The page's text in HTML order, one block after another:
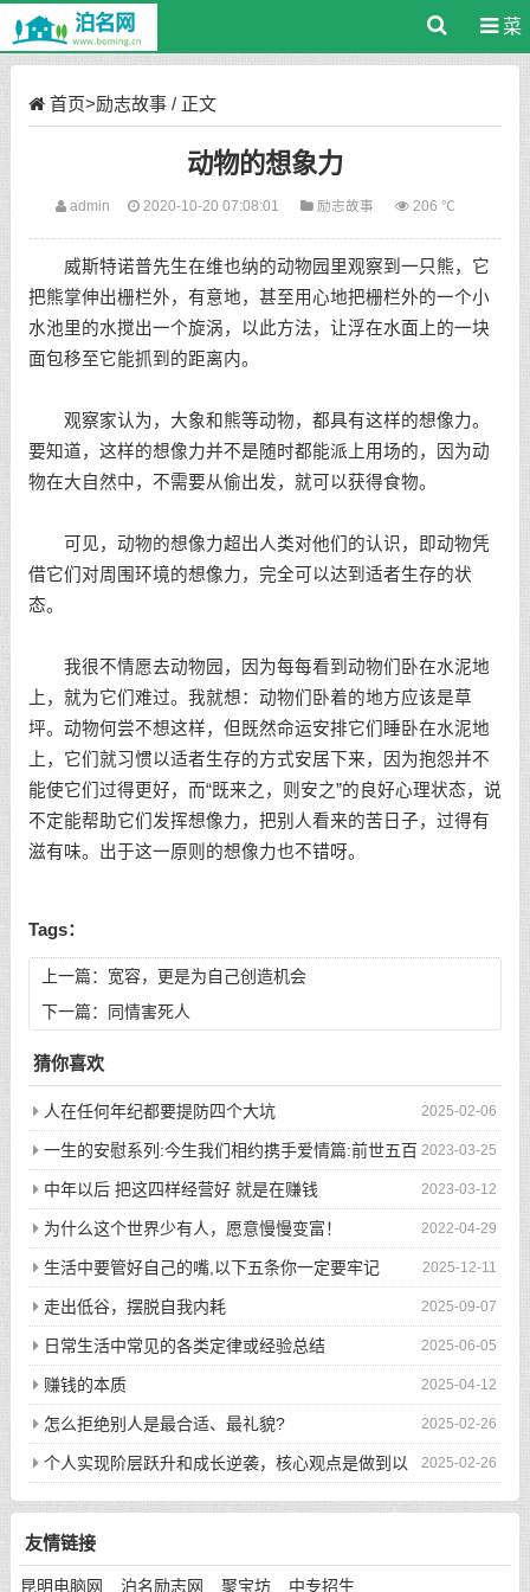
菜
首页>励志故事/ 正文
动物的想象力
admin 2020-10-20 07:08:01 励志故事 206 ℃
威斯特诺普先生在维也纳的动物园里观察到一只熊，它
把熊掌伸出栅栏外，有意地，甚至用心地把栅栏外的一个小
水池里的水搅出一个旋涡，以此方法，让浮在水面上的一块
面包移至它能抓到的距离内。
观察家认为，大象和熊等动物，都具有这样的想像力。
要知道，这样的想像力并不是随时都能派上用场的，因为动
物在大自然中，不需要从偷出发，就可以获得食物。
可见，动物的想像力超出人类对他们的认识，即动物凭
借它们对周围环境的想像力，完全可以达到适者生存的状
态。
我很不情愿去动物园，因为每每看到动物们卧在水泥地
上，就为它们难过。我就想：动物们卧着的地方应该是草
坪。动物何尝不想这样，但既然命运安排它们睡卧在水泥地
上，它们就习惯以适者生存的方式安居下来，因为抱怨并不
能使它们过得更好，而“既来之，则安之”的良好心理状态，说
不定能帮助它们发挥想像力，把别人看来的苦日子，过得有
滋有味。出于这一原则的想像力也不错呀。
Tags：
上一篇： 宽容，更是为自己创造机会
下一篇：
同情害死人
猜你喜欢
2025-02-06
人在任何年纪都要提防四个大坑
2023-03-25
一生的安慰系列:今生我们相约携手爱情篇:前世五百
次的回眸才换来今生的相遇
2023-03-12
中年以后 把这四样经营好 就是在赚钱
2022-04-29
为什么这个世界少有人，愿意慢慢变富！
2025-12-11
生活中要管好自己的嘴,以下五条你一定要牢记
2025-09-07
走出低谷，摆脱自我内耗
2025-06-05
日常生活中常见的各类定律或经验总结
2025-04-12
赚钱的本质
2025-02-26
怎么拒绝别人是最合适、最礼貌?
2025-02-26
个人实现阶层跃升和成长逆袭，核心观点是做到以
下八件事
友情链接
昆明电脑网 泊名励志网 聚宝坊 中专招生